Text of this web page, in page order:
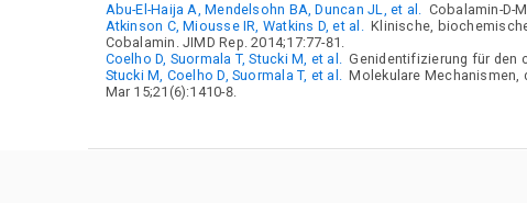
Abu-El-Haija A, Mendelsohn BA, Duncan JL, et al. Cobalamin-D-
Atkinson C, Miousse IR, Watkins D, et al. Klinische,
Cobalamin. JIMD Rep. 2014;17:77-81.
Coelho D, Suormala T, Stucki M, et al. Genidentifizierung für den
Stucki M, Coelho D, Suormala T, et al. Molekulare Mechanismen,
Mar 15;21(6):1410-8.